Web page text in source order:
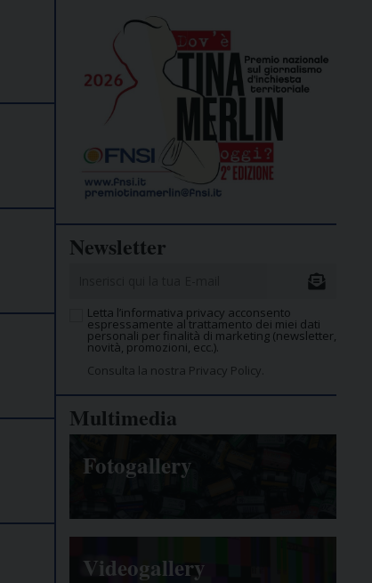
Newsletter
Letta l’informativa privacy acconsento
espressamente al trattamento dei miei dati
personali per finalità di marketing (newsletter,
novità, promozioni, ecc.).
Consulta la nostra Privacy Policy.
Multimedia
Fotogallery
Videogallery